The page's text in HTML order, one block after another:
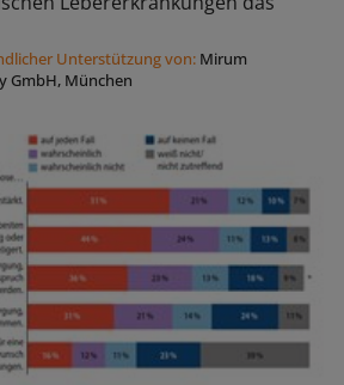
Unterstützung von: Mirum
GmbH, München